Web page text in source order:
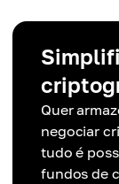
Quer
negociar
tudo é
fundos de